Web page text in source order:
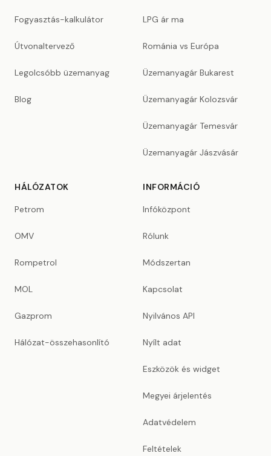
Fogyasztás-kalkulátor
Útvonaltervező
Legolcsóbb üzemanyag
Blog
LPG ár ma
Románia vs Európa
Üzemanyagár Bukarest
Üzemanyagár Kolozsvár
Üzemanyagár Temesvár
Üzemanyagár Jászvásár
HÁLÓZATOK
Petrom
OMV
Rompetrol
MOL
Gazprom
Hálózat-összehasonlító
INFORMÁCIÓ
Infóközpont
Rólunk
Módszertan
Kapcsolat
Nyilvános API
Nyílt adat
Eszközök és widget
Megyei árjelentés
Adatvédelem
Feltételek